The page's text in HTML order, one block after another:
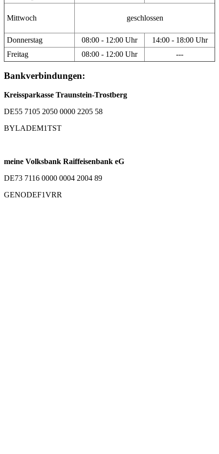
Mittwoch geschlossen
Donnerstag 08:00 - 12:00 Uhr
14:00 - 18:00 Uhr
Freitag
08:00 - 12:00 Uhr ---
Bankverbindungen:
Kreissparkasse Traunstein-Trostberg
DE55 7105 2050 0000 2205 58
BYLADEM1TST
meine Volksbank Raiffeisenbank eG
DE73 7116 0000 0004 2004 89
GENODEF1VRR